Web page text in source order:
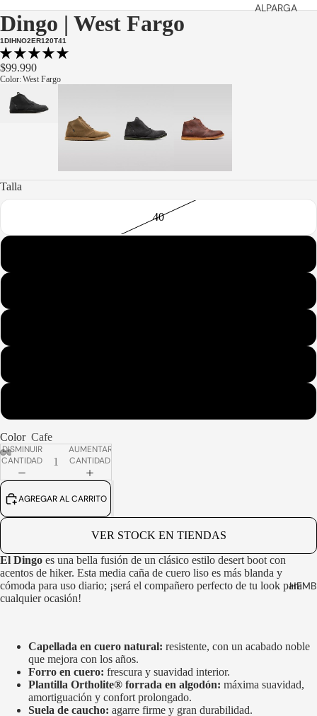
ALPARGA
ABRIR
IMAGEN
PANTALLA
COMPLETA
ABRIR
IMAGEN
PANTALLA
COMPLETA
ABRIR
IMAGEN
PANTALLA
COMPLETA
ABRIR
IMAGEN
PANTALLA
COMPLETA
ABRIR
IMAGEN
PANTALLA
COMPLETA
ABRIR
IMAGEN
PANTALLA
COMPLETA
Dingo | West Fargo
1DIHNO2ER120T41
$99.990
Color:West Fargo
Talla
40
Color Cafe
DISMINUIR
CANTIDAD
AUMENTAR
CANTIDAD
AGREGAR AL CARRITO
VER STOCK EN TIENDAS
El Dingo es una bella fusión de un clásico estilo desert boot con
acentos de hiker. Esta media caña de cuero liso es más blanda y
cómoda para uso diario; ¡será el compañero perfecto de tu look para
cualquier ocasión!
Capellada en cuero natural: resistente, con un acabado noble
que mejora con los años.
Forro en cuero: frescura y suavidad interior.
Plantilla Ortholite® forrada en algodón: máxima suavidad,
amortiguación y confort prolongado.
Suela de caucho: agarre firme y gran durabilidad.